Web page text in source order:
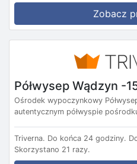
Zobacz
Półwysep Wądzyn -
Ośrodek wypoczynkowy
autentycznym półwyspie
Triverna. Do końca 24 godziny.
Skorzystano 21 razy.